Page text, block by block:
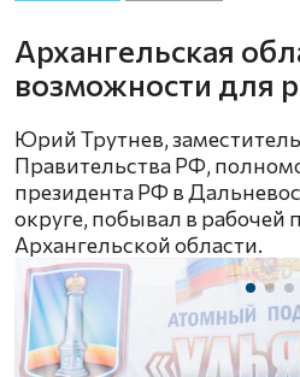
Архангельская
возможности для
Юрий Трутнев,
Правительства РФ,
президента РФ в
округе, побывал в рабочей
Архангельской области.